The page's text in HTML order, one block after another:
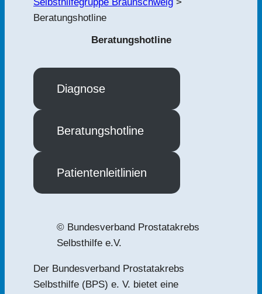
Beratungshotline
Beratungshotline
Diagnose
Beratungshotline
Patientenleitlinien
© Bundesverband Prostatakrebs
Selbsthilfe e.V.
Der Bundesverband Prostatakrebs
Selbsthilfe (BPS) e. V. bietet eine